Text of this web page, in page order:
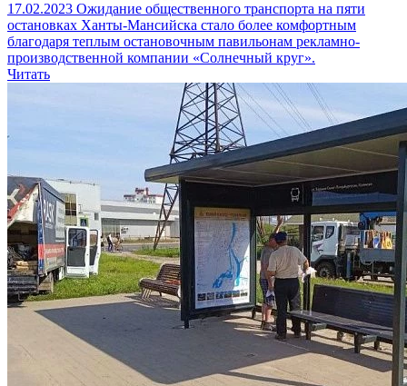
17.02.2023 Ожидание общественного транспорта на пяти
остановках Ханты-Мансийска стало более комфортным
благодаря теплым остановочным павильонам рекламно-
производственной компании «Солнечный круг».
Читать